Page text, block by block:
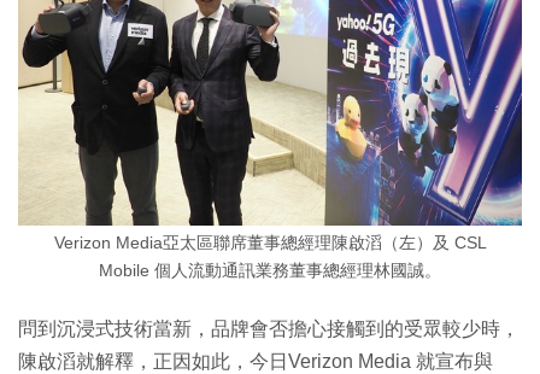
Verizon Media亞太區聯席董事總經理陳啟滔（左）及 CSL
Mobile 個人流動通訊業務董事總經理林國誠。
問到沉浸式技術當新，品牌會否擔心接觸到的受眾較少時，
陳啟滔就解釋，正因如此，今日Verizon Media 就宣布與